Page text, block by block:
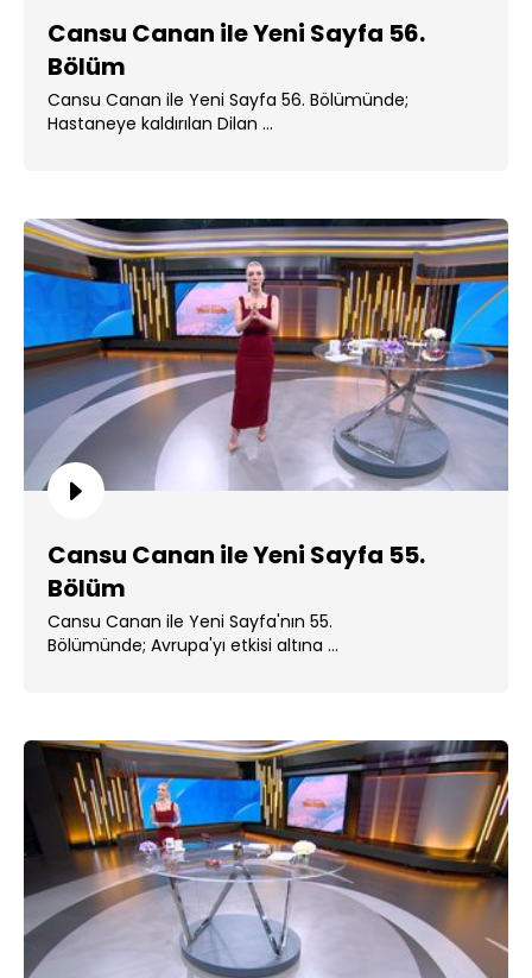
Cansu Canan ile Yeni Sayfa 56.
Bölüm
Cansu Canan ile Yeni Sayfa 56. Bölümünde;
Hastaneye kaldırılan Dilan ...
Cansu Canan ile Yeni Sayfa 55.
Bölüm
Cansu Canan ile Yeni Sayfa'nın 55.
Bölümünde; Avrupa'yı etkisi altına ...